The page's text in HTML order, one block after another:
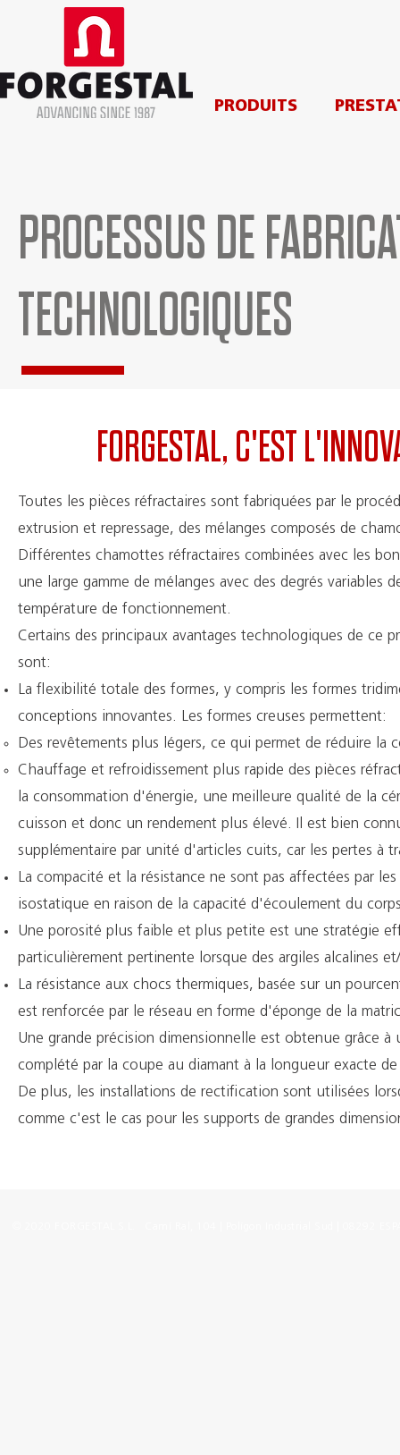
PRODUITS
PROCESSUS DE
TECHNOLOGIQUES
FORGESTAL, C'EST
Toutes les pièces réfractaires sont fabriquées par le
extrusion et repressage, des mélanges composés de
Différentes chamottes réfractaires combinées avec les
une large gamme de mélanges avec des degrés
température de fonctionnement.
Certains des principaux avantages technologiques de ce
sont:
La flexibilité totale des formes, y compris les formes
conceptions innovantes. Les formes creuses permettent:
Des revêtements plus légers, ce qui permet de réduire la
Chauffage et refroidissement plus rapide des pièces
la consommation d'énergie, une meilleure qualité de la
cuisson et donc un rendement plus élevé. Il est bien
supplémentaire par unité d'articles cuits, car les pertes à
La compacité et la résistance ne sont pas affectées par
isostatique en raison de la capacité d'écoulement du
Une porosité plus faible et plus petite est une stratégie
particulièrement pertinente lorsque des argiles alcalines
La résistance aux chocs thermiques, basée sur un
est renforcée par le réseau en forme d'éponge de la
Une grande précision dimensionnelle est obtenue grâce
complété par la coupe au diamant à la longueur exacte
De plus, les installations de rectification sont utilisées
comme c'est le cas pour les supports de grandes